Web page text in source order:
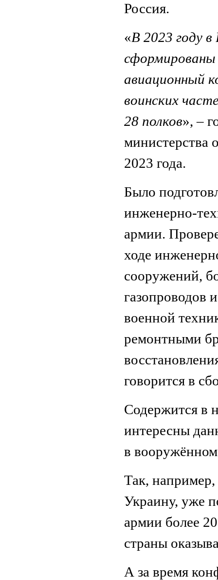
Россия.
«В 2023 году
авиационный
воинских
28 полков», –
министерства
2023 года.
Было
инженерно-
армии.
ходе
сооружений,
газопроводов
военной
ремонтными
говорится в
Содержится в
интересны
в
Так,
Украину, уже
армии более
страны
А за время